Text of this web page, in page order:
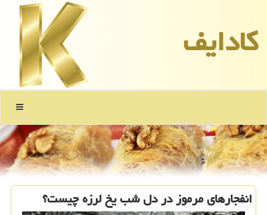
كادایف
منو
انفجارهای مرموز در دل شب یخ لرزه چیست؟